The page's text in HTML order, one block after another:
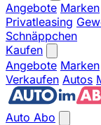
Angebote Marken
Privatleasing
Schnäppchen
Kaufen
Angebote Marken
Verkaufen Autos
Auto Abo